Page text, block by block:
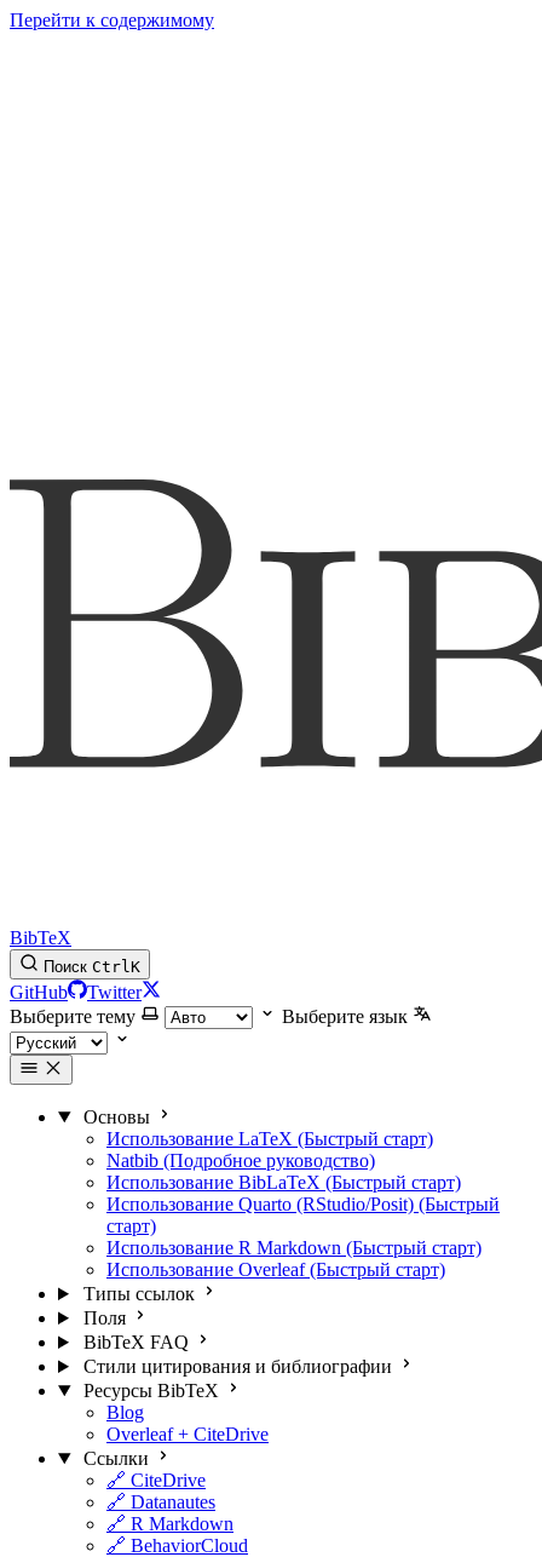
Перейти к содержимому
BibTeX
Поиск CtrlK
GitHub
Twitter
Выберите тему
Выберите язык
Основы
Использование LaTeX (Быстрый старт)
Natbib (Подробное руководство)
Использование BibLaTeX (Быстрый старт)
Использование Quarto (RStudio/Posit) (Быстрый
старт)
Использование R Markdown (Быстрый старт)
Использование Overleaf (Быстрый старт)
Типы ссылок
Поля
BibTeX FAQ
Стили цитирования и библиографии
Ресурсы BibTeX
Blog
Overleaf + CiteDrive
Ссылки
🔗 CiteDrive
🔗 Datanautes
🔗 R Markdown
🔗 BehaviorCloud